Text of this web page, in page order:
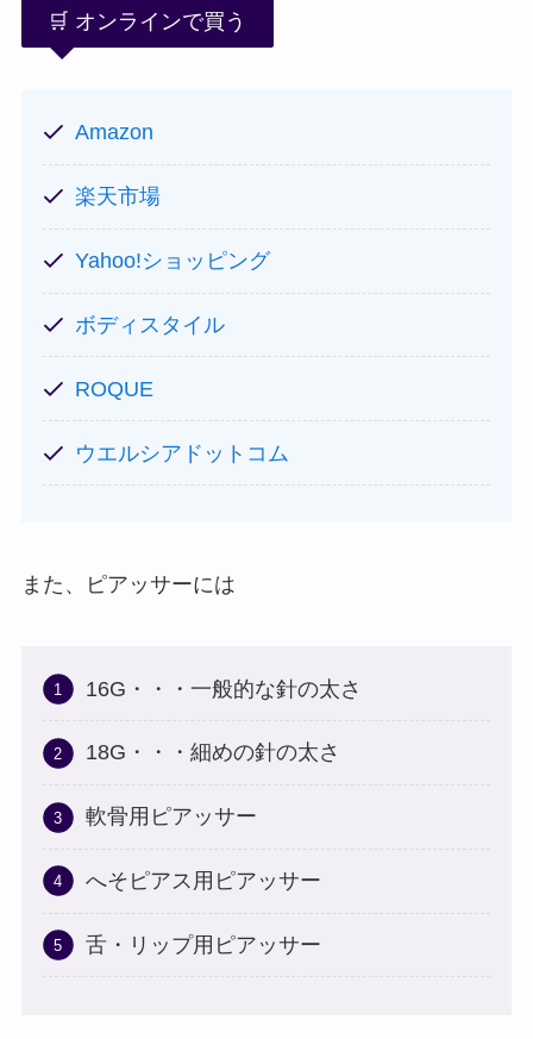
🛒 オンラインで買う
Amazon
楽天市場
Yahoo!ショッピング
ボディスタイル
ROQUE
ウエルシアドットコム
また、ピアッサーには
16G・・・一般的な針の太さ
18G・・・細めの針の太さ
軟骨用ピアッサー
へそピアス用ピアッサー
舌・リップ用ピアッサー